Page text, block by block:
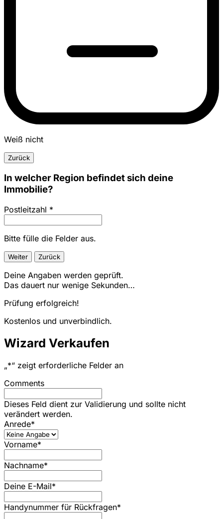
Weiß nicht
Zurück
In welcher Region befindet sich deine
Immobilie?
Postleitzahl *
Bitte fülle die Felder aus.
Weiter Zurück
Deine Angaben werden geprüft.
Das dauert nur wenige Sekunden…
Prüfung erfolgreich!
Kostenlos und unverbindlich.
Wizard Verkaufen
„*“ zeigt erforderliche Felder an
Comments
Dieses Feld dient zur Validierung und sollte nicht
verändert werden.
Anrede*
Vorname*
Nachname*
Deine E-Mail*
Handynummer für Rückfragen*